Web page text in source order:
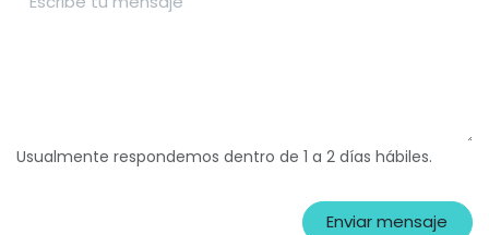
Usualmente respondemos dentro de 1 a 2 días hábiles.
Enviar mensaje